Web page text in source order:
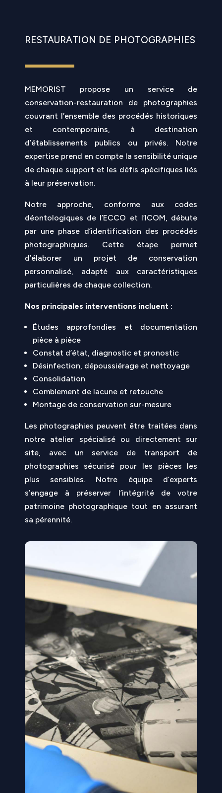
RESTAURATION DE PHOTOGRAPHIES
MEMORIST propose un service de
conservation-restauration de photographies
couvrant l’ensemble des procédés historiques
et contemporains, à destination
d’établissements publics ou privés. Notre
expertise prend en compte la sensibilité unique
de chaque support et les défis spécifiques liés
à leur préservation.
Notre approche, conforme aux codes
déontologiques de l’ECCO et l’ICOM, débute
par une phase d’identification des procédés
photographiques. Cette étape permet
d’élaborer un projet de conservation
personnalisé, adapté aux caractéristiques
particulières de chaque collection.
Nos principales interventions incluent :
Études approfondies et documentation
pièce à pièce
Constat d’état, diagnostic et pronostic
Désinfection, dépoussiérage et nettoyage
Consolidation
Comblement de lacune et retouche
Montage de conservation sur-mesure
Les photographies peuvent être traitées dans
notre atelier spécialisé ou directement sur
site, avec un service de transport de
photographies sécurisé pour les pièces les
plus sensibles. Notre équipe d’experts
s’engage à préserver l’intégrité de votre
patrimoine photographique tout en assurant
sa pérennité.